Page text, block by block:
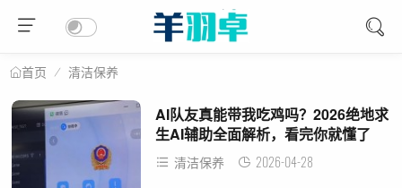
首页 清洁保养
AI队友真能带我吃鸡吗？2026绝地求
生AI辅助全面解析，看完你就懂了
清洁保养 2026-04-28